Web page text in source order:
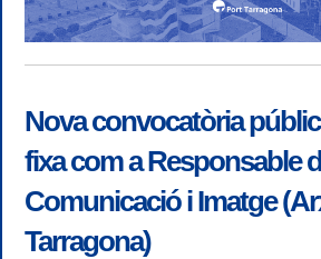
Nova convocatòria
fixa com a Responsable
Comunicació i Imatge
Tarragona)